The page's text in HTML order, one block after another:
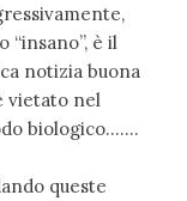
è il
notizia buona
vietato nel
biologico…….
queste